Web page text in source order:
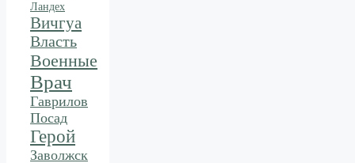
Ландех
Вичгуа
Власть
Военные
Врач
Гаврилов
Посад
Герой
Заволжск